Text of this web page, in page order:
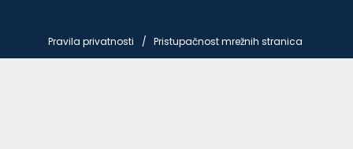
Pravila privatnosti Pristupačnost mrežnih stranica